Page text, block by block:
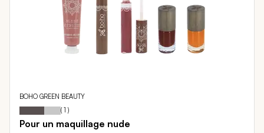
BOHO GREEN BEAUTY
Notation: 60
% of
( 1 )
Pour un maquillage nude